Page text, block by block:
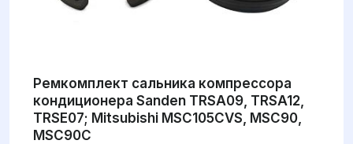
Ремкомплект сальника компрессора
кондиционера Sanden TRSA09, TRSA12,
TRSE07; Mitsubishi MSC105CVS, MSC90,
MSC90C